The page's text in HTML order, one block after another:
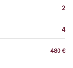
m²
2
4
480 €